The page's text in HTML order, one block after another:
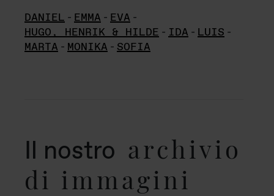
DANIEL - EMMA - EVA -
HUGO, HENRIK & HILDE - IDA - LUIS -
MARTA - MONIKA - SOFIA
Il nostro archivio
di immagini